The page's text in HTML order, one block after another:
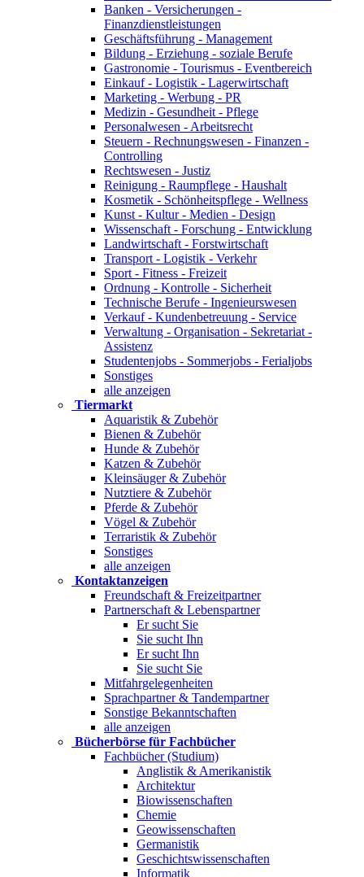
Banken - Versicherungen -
Finanzdienstleistungen
Geschäftsführung - Management
Bildung - Erziehung - soziale Berufe
Gastronomie - Tourismus - Eventbereich
Einkauf - Logistik - Lagerwirtschaft
Marketing - Werbung - PR
Medizin - Gesundheit - Pflege
Personalwesen - Arbeitsrecht
Steuern - Rechnungswesen - Finanzen -
Controlling
Rechtswesen - Justiz
Reinigung - Raumpflege - Haushalt
Kosmetik - Schönheitspflege - Wellness
Kunst - Kultur - Medien - Design
Wissenschaft - Forschung - Entwicklung
Landwirtschaft - Forstwirtschaft
Transport - Logistik - Verkehr
Sport - Fitness - Freizeit
Ordnung - Kontrolle - Sicherheit
Technische Berufe - Ingenieurswesen
Verkauf - Kundenbetreuung - Service
Verwaltung - Organisation - Sekretariat -
Assistenz
Studentenjobs - Sommerjobs - Ferialjobs
Sonstiges
alle anzeigen
Tiermarkt
Aquaristik & Zubehör
Bienen & Zubehör
Hunde & Zubehör
Katzen & Zubehör
Kleinsäuger & Zubehör
Nutztiere & Zubehör
Pferde & Zubehör
Vögel & Zubehör
Terraristik & Zubehör
Sonstiges
alle anzeigen
Kontaktanzeigen
Freundschaft & Freizeitpartner
Partnerschaft & Lebenspartner
Er sucht Sie
Sie sucht Ihn
Er sucht Ihn
Sie sucht Sie
Mitfahrgelegenheiten
Sprachpartner & Tandempartner
Sonstige Bekanntschaften
alle anzeigen
Bücherbörse für Fachbücher
Fachbücher (Studium)
Anglistik & Amerikanistik
Architektur
Biowissenschaften
Chemie
Geowissenschaften
Germanistik
Geschichtswissenschaften
Informatik